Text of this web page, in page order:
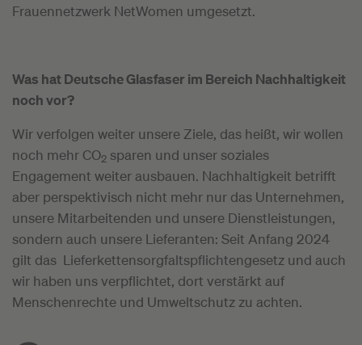
Frauennetzwerk NetWomen umgesetzt.
Was hat Deutsche Glasfaser im Bereich Nachhaltigkeit
noch vor?
Wir verfolgen weiter unsere Ziele, das heißt, wir wollen
noch mehr CO2 sparen und unser soziales
Engagement weiter ausbauen. Nachhaltigkeit betrifft
aber perspektivisch nicht mehr nur das Unternehmen,
unsere Mitarbeitenden und unsere Dienstleistungen,
sondern auch unsere Lieferanten: Seit Anfang 2024
gilt das Lieferkettensorgfaltspflichtengesetz und auch
wir haben uns verpflichtet, dort verstärkt auf
Menschenrechte und Umweltschutz zu achten.